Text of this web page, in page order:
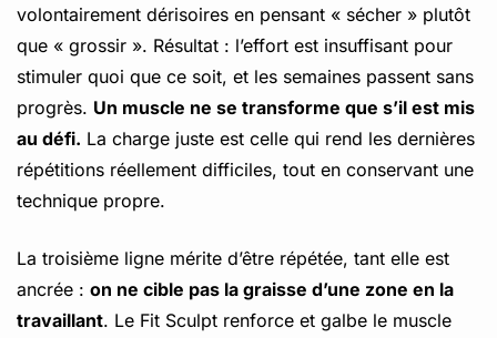
volontairement dérisoires en pensant « sécher » plutôt
que « grossir ». Résultat : l’effort est insuffisant pour
stimuler quoi que ce soit, et les semaines passent sans
progrès. Un muscle ne se transforme que s’il est mis
au défi. La charge juste est celle qui rend les dernières
répétitions réellement difficiles, tout en conservant une
technique propre.
La troisième ligne mérite d’être répétée, tant elle est
ancrée : on ne cible pas la graisse d’une zone en la
travaillant. Le Fit Sculpt renforce et galbe le muscle